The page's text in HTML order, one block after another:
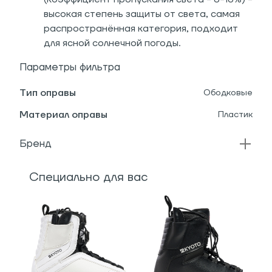
высокая степень защиты от света, самая
распространённая категория, подходит
для ясной солнечной погоды.
Параметры фильтра
Тип оправы Ободковые
Материал оправы Пластик
Бренд
Специально для вас